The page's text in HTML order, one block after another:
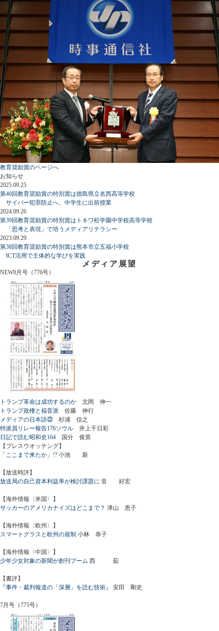
教育奨励賞のページへ
お知らせ
2025.09.25
第40回教育奨励賞の特別賞は徳島県立名西高等学校
サイバー犯罪防止へ、中学生に出前授業
2024.09.26
第39回教育奨励賞の特別賞はトキワ松学園中学校高等学校
「思考と表現」で培うメディアリテラシー
2023.09.29
第38回教育奨励賞の特別賞は熊本市立五福小学校
ICT活用で主体的な学びを実践
メディア展望
NEW8月号（776号）
トランプ革命は成功するのか 北岡 伸一
トランプ政権と福音派 佐藤 伸行
メディアの日本語㉓ 杉浦 信之
特派員リレー報告176ソウル 井上千日彩
日記で読む昭和史164 国分 俊英
【プレスウオッチング】
「ここまで来たか」!? 小池 新
【放送時評】
放送局の自己資本利益率が検討課題に 音 好宏
【海外情報〈米国〉】
サッカーのアメリカナイズはどこまで？ 津山 恵子
【海外情報〈欧州〉】
スマートグラスと欧州の規制 小林 恭子
【海外情報〈中国〉】
少年少女対象の新聞が創刊ブーム 西 茹
【書評】
『事件・裁判報道の「深層」を読む技術』
安田 剛史
7月号（775号）